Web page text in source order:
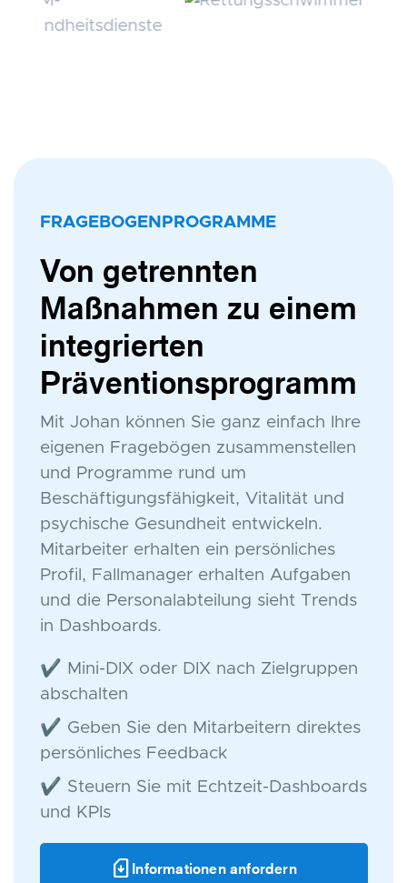
FRAGEBOGENPROGRAMME
Von getrennten
Maßnahmen zu einem
integrierten
Präventionsprogramm
Mit Johan können Sie ganz einfach Ihre
eigenen Fragebögen zusammenstellen
und Programme rund um
Beschäftigungsfähigkeit, Vitalität und
psychische Gesundheit entwickeln.
Mitarbeiter erhalten ein persönliches
Profil, Fallmanager erhalten Aufgaben
und die Personalabteilung sieht Trends
in Dashboards.
✔ Mini-DIX oder DIX nach Zielgruppen
abschalten
✔ Geben Sie den Mitarbeitern direktes
persönliches Feedback
✔ Steuern Sie mit Echtzeit-Dashboards
und KPIs
sim_card_download Informationen anfordern